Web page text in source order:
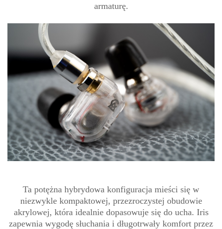
armaturę.
Ta potężna hybrydowa konfiguracja mieści się w
niezwykle kompaktowej, przezroczystej obudowie
akrylowej, która idealnie dopasowuje się do ucha. Iris
zapewnia wygodę słuchania i długotrwały komfort przez